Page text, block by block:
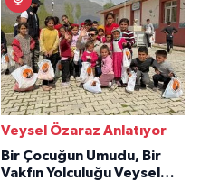
Veysel Özaraz Anlatıyor
Bir Çocuğun Umudu, Bir
Vakfın Yolculuğu Veysel